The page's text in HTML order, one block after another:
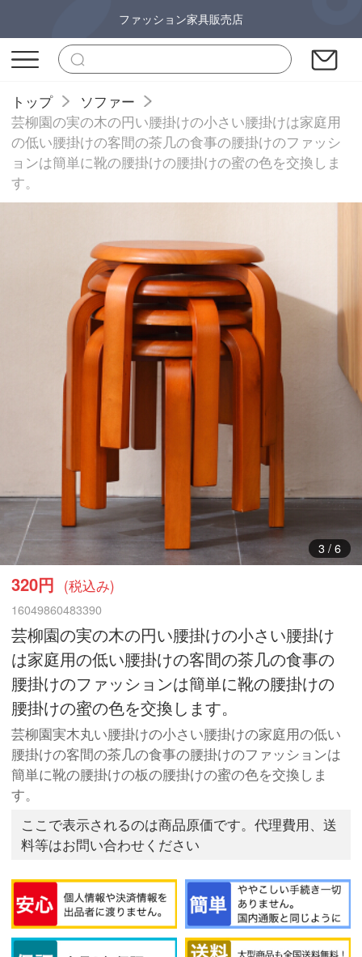
ファッション家具販売店
トップ
ソファー
芸柳園の実の木の円い腰掛けの小さい腰掛けは家庭用
の低い腰掛けの客間の茶几の食事の腰掛けのファッシ
ョンは簡単に靴の腰掛けの腰掛けの蜜の色を交換しま
す。
4/ 6
320円 (税込み)
16049860483390
芸柳園の実の木の円い腰掛けの小さい腰掛け
は家庭用の低い腰掛けの客間の茶几の食事の
腰掛けのファッションは簡単に靴の腰掛けの
腰掛けの蜜の色を交換します。
芸柳園実木丸い腰掛けの小さい腰掛けの家庭用の低い
腰掛けの客間の茶几の食事の腰掛けのファッションは
簡単に靴の腰掛けの板の腰掛けの蜜の色を交換しま
す。
ここで表示されるのは商品原価です。代理費用、送
料等はお問い合わせください